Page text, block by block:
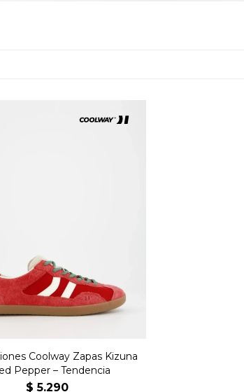
Coolway Zapas Kizuna
Pepper – Tendencia
$ 5.290